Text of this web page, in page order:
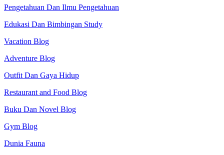
Pengetahuan Dan Ilmu Pengetahuan
Edukasi Dan Bimbingan Study
Vacation Blog
Adventure Blog
Outfit Dan Gaya Hidup
Restaurant and Food Blog
Buku Dan Novel Blog
Gym Blog
Dunia Fauna